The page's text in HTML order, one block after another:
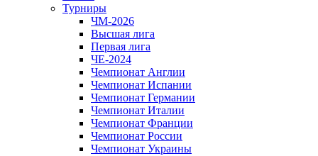
Турниры
ЧМ-2026
Высшая лига
Первая лига
ЧЕ-2024
Чемпионат Англии
Чемпионат Испании
Чемпионат Германии
Чемпионат Италии
Чемпионат Франции
Чемпионат России
Чемпионат Украины